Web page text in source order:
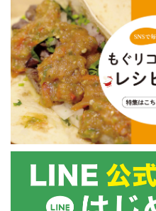
ト2パック入り/１箱
セット （1トレイ
270g）